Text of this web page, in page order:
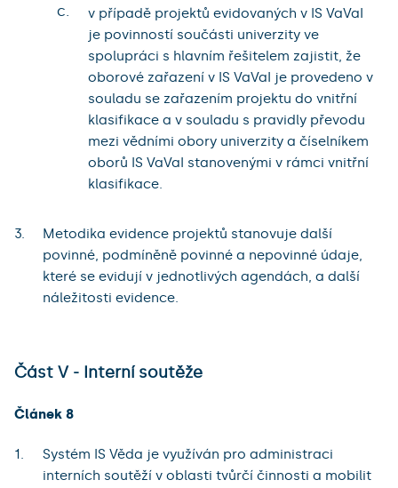
c.
v případě projektů evidovaných v IS VaVaI
je povinností součásti univerzity ve
spolupráci s hlavním řešitelem zajistit, že
oborové zařazení v IS VaVaI je provedeno v
souladu se zařazením projektu do vnitřní
klasifikace a v souladu s pravidly převodu
mezi vědními obory univerzity a číselníkem
oborů IS VaVaI stanovenými v rámci vnitřní
klasifikace.
Metodika evidence projektů stanovuje další
povinné, podmíněně povinné a nepovinné údaje,
které se evidují v jednotlivých agendách, a další
náležitosti evidence.
Část V - Interní soutěže
Článek 8
Systém IS Věda je využíván pro administraci
interních soutěží v oblasti tvůrčí činnosti a mobilit